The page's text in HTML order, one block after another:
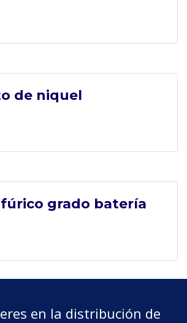
de niquel
grado batería
en la distribución de